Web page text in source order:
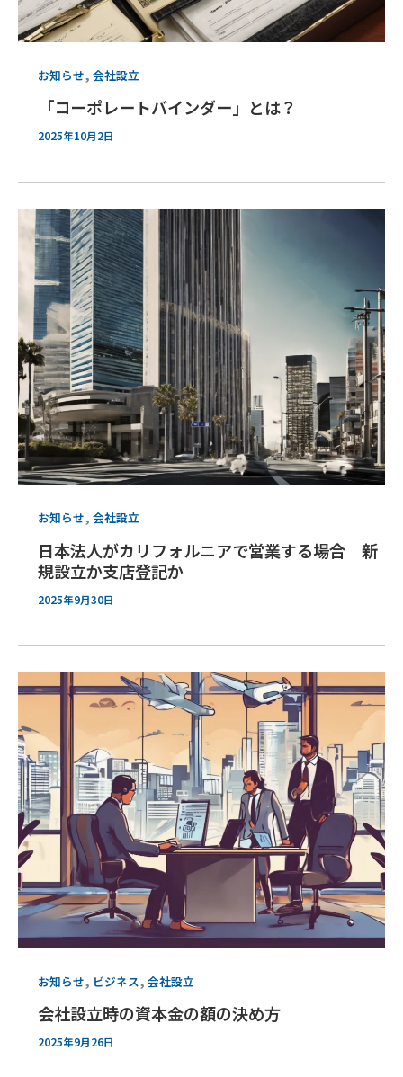
お知らせ, 会社設立
「コーポレートバインダー」とは？
2025年10月2日
お知らせ, 会社設立
日本法人がカリフォルニアで営業する場合 新
規設立か支店登記か
2025年9月30日
お知らせ, ビジネス, 会社設立
会社設立時の資本金の額の決め方
2025年9月26日